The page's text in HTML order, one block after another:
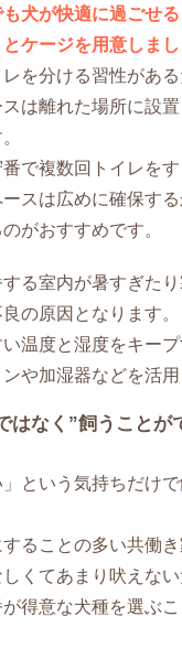
犬が快適に過ごせ
ケージを用意しまし
を分ける習性があ
は離れた場所に設
で複数回トイレを
スは広めに確保す
がおすすめです。
る室内が暑すぎた
の原因となります。
温度と湿度をキー
や加湿器などを活用
はなく”飼うことが
という気持ちだけ
ることの多い共働
くてあまり吠えな
得意な犬種を選ぶこ